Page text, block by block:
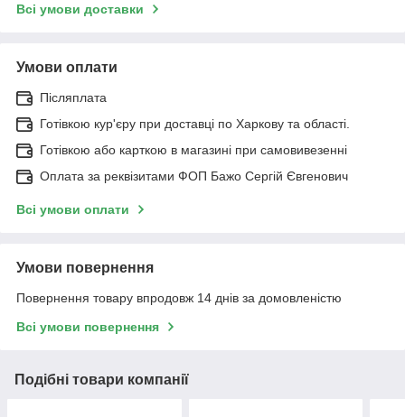
Всі умови доставки
Умови оплати
Післяплата
Готівкою кур'єру при доставці по Харкову та області.
Готівкою або карткою в магазині при самовивезенні
Оплата за реквізитами ФОП Бажо Сергій Євгенович
Всі умови оплати
Умови повернення
Повернення товару впродовж 14 днів за домовленістю
Всі умови повернення
Подібні товари компанії